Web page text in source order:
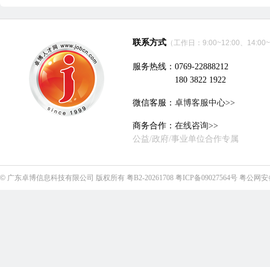
联系方式 （工作日：9:00~12:00、
服务热线：0769-22888212
180 3822 1922
微信客服： 卓博客服中心>>
商务合作： 在线咨询>>
公益/政府/事业单位合作专属
© 广东卓博信息科技有限公司 版权所有 粤B2-20261708 粤ICP备09027564号 粤公网安